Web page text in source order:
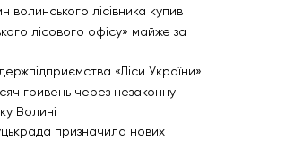
волинського лісівника купив
лісового офісу» майже за
«Ліси України»
гривень через незаконну
Волині
призначила нових